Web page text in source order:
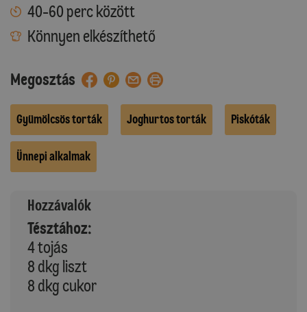
40-60 perc között
Könnyen elkészíthető
Megosztás
Gyümölcsös torták Joghurtos torták Piskóták
Ünnepi alkalmak
Hozzávalók
Tésztához:
4 tojás
8 dkg liszt
8 dkg cukor